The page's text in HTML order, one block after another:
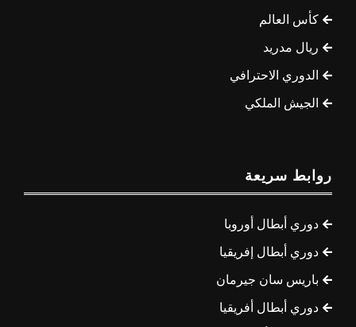
كأس العالم
ريال مدريد
الدوري الاحترافي
الجيش الملكي
روابط سريعة
دوري أبطال أوروبا
دوري أبطال إفريقيا
باريس سان جيرمان
دوري أبطال أفريقيا